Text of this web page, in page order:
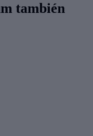
también